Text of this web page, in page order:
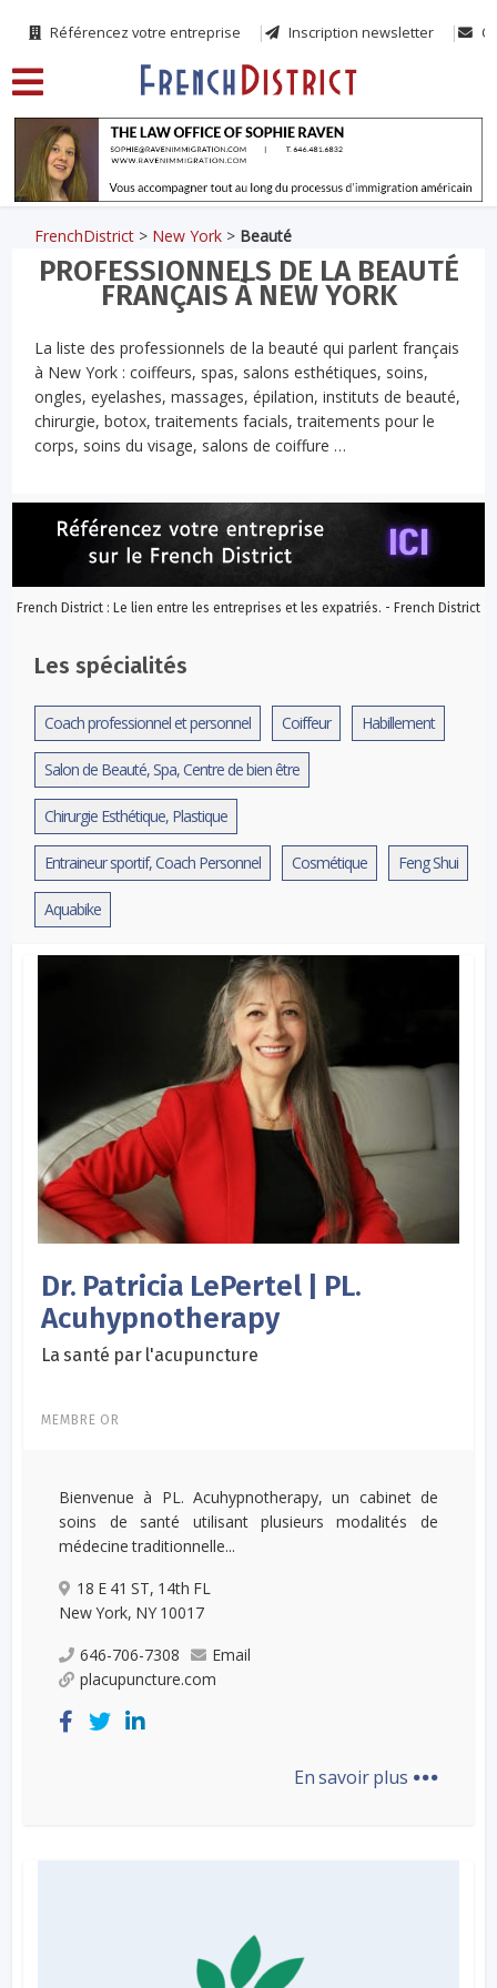
Référencez votre entreprise Inscription newsletter
FrenchDistrict > New York > Beauté
PROFESSIONNELS DE LA BEAUTÉ
FRANÇAIS À NEW YORK
La liste des professionnels de la beauté qui parlent français
à New York : coiffeurs, spas, salons esthétiques, soins,
ongles, eyelashes, massages, épilation, instituts de beauté,
chirurgie, botox, traitements facials, traitements pour le
corps, soins du visage, salons de coiffure …
French District : Le lien entre les entreprises et les expatriés. - French District
Les spécialités
Coach professionnel et personnel Coiffeur Habillement
Salon de Beauté, Spa, Centre de bien être
Chirurgie Esthétique, Plastique
Entraineur sportif, Coach Personnel Cosmétique Feng Shui
Aquabike
Dr. Patricia LePertel | PL.
Acuhypnotherapy
La santé par l'acupuncture
MEMBRE OR
Bienvenue à PL. Acuhypnotherapy, un cabinet de
soins de santé utilisant plusieurs modalités de
médecine traditionnelle...
18 E 41 ST, 14th FL
New York, NY 10017
646-706-7308
Email
placupuncture.com
En savoir plus ...